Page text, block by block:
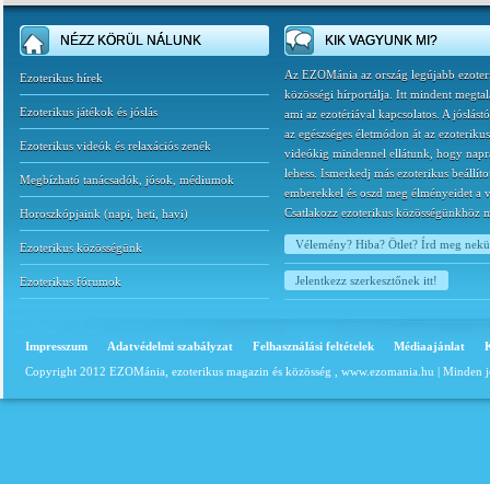
NÉZZ KÖRÜL NÁLUNK
Ezoterikus hírek
Ezoterikus játékok és jóslás
Ezoterikus videók és relaxációs zenék
Megbízható tanácsadók, jósok, médiumok
Horoszkópjaink (napi heti havi)
Ezoterikus közösségünk
Ezoterikus fórumok
KIK VAGYUNK MI?
Az EZOMánia az ország legújabb
közösségi hírportálja. Itt mindent
ami az ezotériával kapcsolatos. A
az egészséges életmódon át az ezoterikus
videókig mindennel ellátunk, hogy
lehess. Ismerkedj más ezoterikus
emberekkel és oszd meg élményeidet a
Csatlakozz ezoterikus közösségünkhöz
Vélemény? Hiba? Ötlet? Írd meg
Jelentkezz szerkesztőnek itt!
Impresszum Adatvédelmi szabályzat Felhasználási feltételek Médiaajánlat
Copyright 2012 EZOMánia, ezoterikus magazin és közösség , www.ezomania.hu | Minden